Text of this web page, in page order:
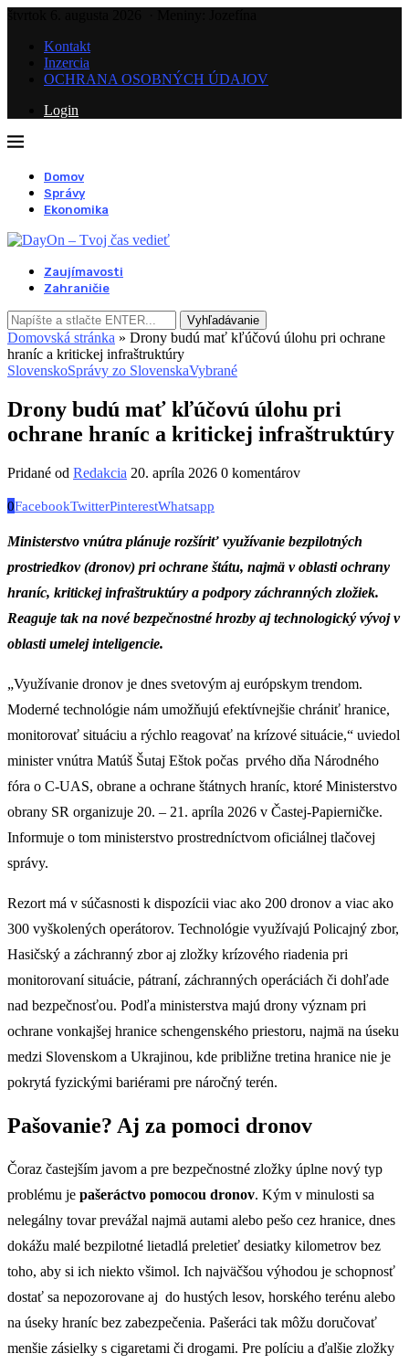
Kontakt
Inzercia
OCHRANA OSOBNÝCH ÚDAJOV
Login
Domov
Správy
Ekonomika
Zaujímavosti
Zahraničie
Vyhľadávanie
Domovská stránka » Drony budú mať kľúčovú úlohu pri ochrane
hraníc a kritickej infraštruktúry
SlovenskoSprávy zo SlovenskaVybrané
Drony budú mať kľúčovú úlohu pri
ochrane hraníc a kritickej infraštruktúry
Pridané od Redakcia 20. apríla 2026 0 komentárov
0FacebookTwitterPinterestWhatsapp
Ministerstvo vnútra plánuje rozšíriť využívanie bezpilotných
prostriedkov (dronov) pri ochrane štátu, najmä v oblasti ochrany
hraníc, kritickej infraštruktúry a podpory záchranných zložiek.
Reaguje tak na nové bezpečnostné hrozby aj technologický vývoj v
oblasti umelej inteligencie.
„Využívanie dronov je dnes svetovým aj európskym trendom.
Moderné technológie nám umožňujú efektívnejšie chrániť hranice,
monitorovať situáciu a rýchlo reagovať na krízové situácie,“ uviedol
minister vnútra Matúš Šutaj Eštok počas prvého dňa Národného
fóra o C-UAS, obrane a ochrane štátnych hraníc, ktoré Ministerstvo
obrany SR organizuje 20. – 21. apríla 2026 v Častej-Papierničke.
Informuje o tom ministerstvo prostredníctvom oficiálnej tlačovej
správy.
Rezort má v súčasnosti k dispozícii viac ako 200 dronov a viac ako
300 vyškolených operátorov. Technológie využívajú Policajný zbor,
Hasičský a záchranný zbor aj zložky krízového riadenia pri
monitorovaní situácie, pátraní, záchranných operáciách či dohľade
nad bezpečnosťou. Podľa ministerstva majú drony význam pri
ochrane vonkajšej hranice schengenského priestoru, najmä na úseku
medzi Slovenskom a Ukrajinou, kde približne tretina hranice nie je
pokrytá fyzickými bariérami pre náročný terén.
Pašovanie? Aj za pomoci dronov
Čoraz častejším javom a pre bezpečnostné zložky úplne nový typ
problému je pašeráctvo pomocou dronov. Kým v minulosti sa
nelegálny tovar prevážal najmä autami alebo pešo cez hranice, dnes
dokážu malé bezpilotné lietadlá preletieť desiatky kilometrov bez
toho, aby si ich niekto všimol. Ich najväčšou výhodou je schopnosť
dostať sa nepozorovane aj do hustých lesov, horského terénu alebo
na úseky hraníc bez zabezpečenia. Pašeráci tak môžu doručovať
menšie zásielky s cigaretami či drogami. Pre políciu a ďalšie zložky